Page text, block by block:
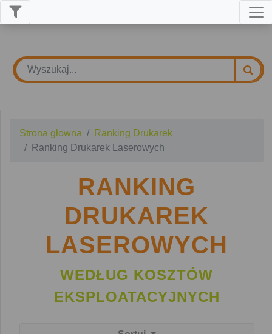
Strona głowna
Ranking Drukarek
Ranking Drukarek Laserowych
RANKING
DRUKAREK
LASEROWYCH
WEDŁUG KOSZTÓW
EKSPLOATACYJNYCH